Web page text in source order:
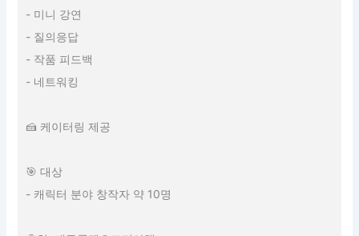
- 미니 강연
- 질의응답
- 작품 피드백
- 네트워킹
🍰 케이터링 제공
🎯 대상
- 캐릭터 분야 창작자 약 10명